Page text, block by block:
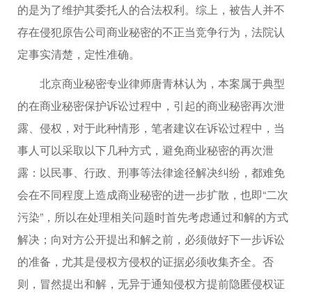
的是为了维护其委托人的合法权利。综上，被告人并不
存在侵犯原告公司商业秘密的不正当竞争行为，法院认
定事实清楚，定性准确。
北京商业秘密专业律师唐青林认为，本案属于典型
的在商业秘密保护诉讼过程中，引起的商业秘密再次泄
露、侵权，对于此种情形，笔者建议在诉讼过程中，当
事人可以采取以下几种方式，避免商业秘密的再次泄
露：以民事、行政、刑事等法律途径解决纠纷，都难免
会在不同程度上造成商业秘密的进一步扩散，也即“二次
污染”，所以在处理相关问题时首先考虑通过和解的方式
解决；向对方公开提出和解之前，必须做好下一步诉讼
的准备，尤其是侵权方侵权的证据必须收集齐全。否
则，冒然提出和解，无异于通知侵权方提前隐匿侵权证